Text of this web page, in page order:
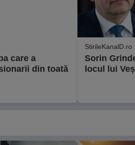
care a
din toată
StirileKanalD.ro
Sorin
locul lui